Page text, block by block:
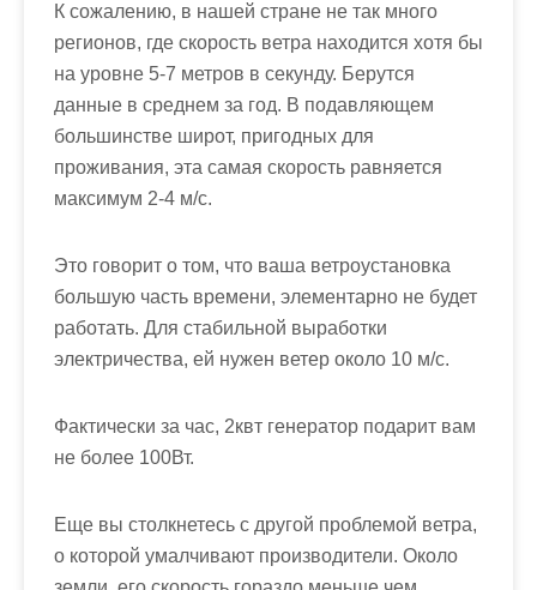
К сожалению, в нашей стране не так много
регионов, где скорость ветра находится хотя бы
на уровне 5-7 метров в секунду. Берутся
данные в среднем за год. В подавляющем
большинстве широт, пригодных для
проживания, эта самая скорость равняется
максимум 2-4 м/с.
Это говорит о том, что ваша ветроустановка
большую часть времени, элементарно не будет
работать. Для стабильной выработки
электричества, ей нужен ветер около 10 м/с.
Фактически за час, 2квт генератор подарит вам
не более 100Вт.
Еще вы столкнетесь с другой проблемой ветра,
о которой умалчивают производители. Около